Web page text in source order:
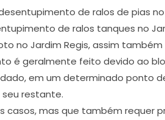
de ralos de pias
de ralos tanques no
no Jardim Regis, assim
é geralmente feito devido ao
em um determinado ponto
restante.
mas que também requer